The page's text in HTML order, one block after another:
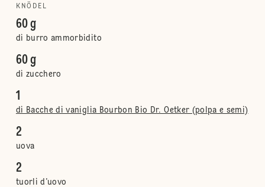
KNÖDEL
60 g
di burro ammorbidito
60 g
di zucchero
1
di Bacche di vaniglia Bourbon Bio Dr. Oetker (polpa e semi)
2
uova
2
tuorli d’uovo